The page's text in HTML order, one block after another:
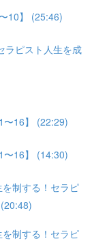
10】 (25:46)
ラピスト人生を成
〜16】 (22:29)
〜16】 (14:30)
制する！セラピ
制する！セラピ